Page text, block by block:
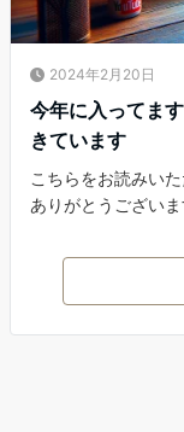
2024年2月20日
今年に入ってま
きています
こちらをお読みい
ありがとうございま